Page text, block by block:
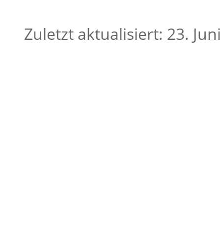
Zuletzt aktualisiert: 23.